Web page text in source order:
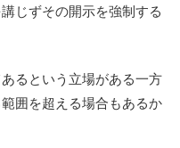
じずその開示を強制する
るという立場がある一方
囲を超える場合もあるか